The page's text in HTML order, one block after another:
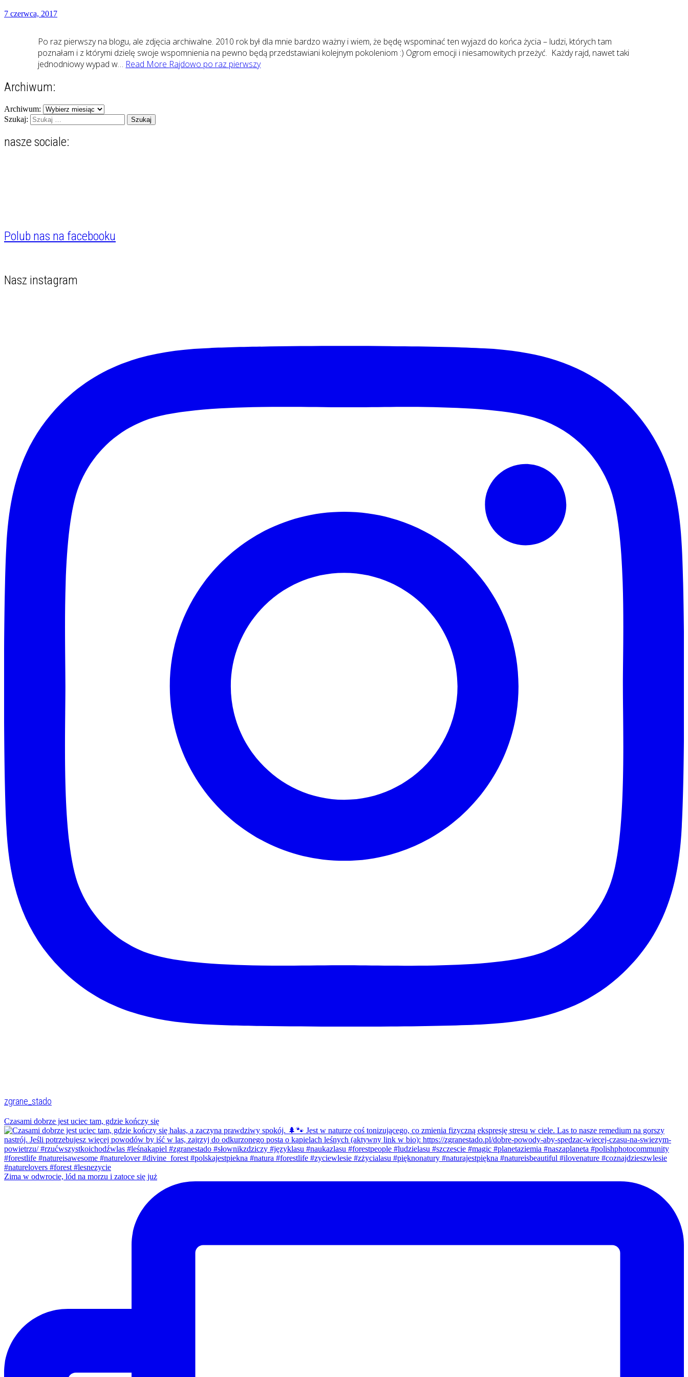
7 czerwca, 2017
Po raz pierwszy na blogu, ale zdjęcia archiwalne. 2010 rok był dla mnie bardzo ważny i wiem, że będę wspominać ten wyjazd do końca życia – ludzi, których tam
poznałam i z którymi dzielę swoje wspomnienia na pewno będą przedstawiani kolejnym pokoleniom :) Ogrom emocji i niesamowitych przeżyć. Każdy rajd, nawet taki
jednodniowy wypad w… Read More Rajdowo po raz pierwszy
Archiwum:
Archiwum:
Szukaj:
nasze sociale:
Polub nas na facebooku
Nasz instagram
zgrane_stado
Czasami dobrze jest uciec tam, gdzie kończy się
Zima w odwrocie, lód na morzu i zatoce się już